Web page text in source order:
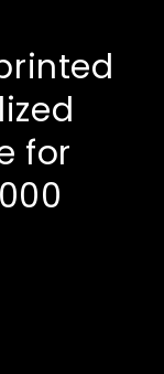
for